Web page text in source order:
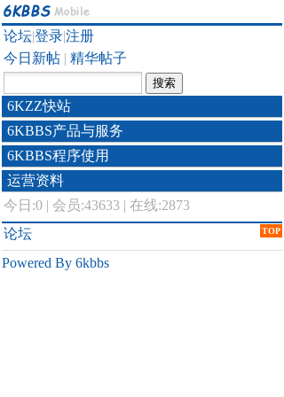
论坛|登录|注册
今日新帖 | 精华帖子
6KZZ快站
6KBBS产品与服务
6KBBS程序使用
运营资料
今日:0 | 会员:43633 | 在线:2873
TOP
论坛
Powered By 6kbbs